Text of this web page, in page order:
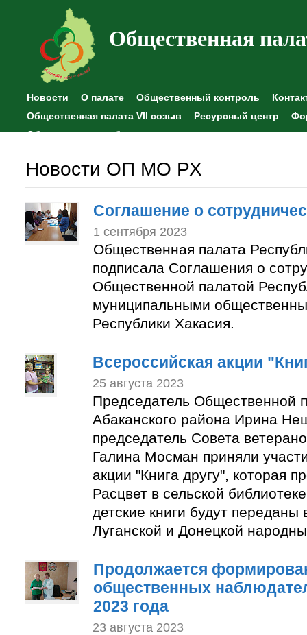
Общественная
Новости О палате Общественный контроль
Общественная палата VII созыв
Ресурсный центр
Общественные наблюдения
Новости ОП МО РХ
Соглашение о
1 сентября 2023
Общественная палата
подписала Соглашения о
Общественной палатой
муниципальными
Республики Хакасия.
Всероссийская акции
25 августа 2023
Председатель Общественной
Абаканского района Ирина
председатель Совета
Галина Мосман приняли
акции "Книга другу", которая
Расцвет в сельской
детские книги будут переданы
Луганской и Донецкой
Продолжается
общественных
2023 года
23 августа 2023